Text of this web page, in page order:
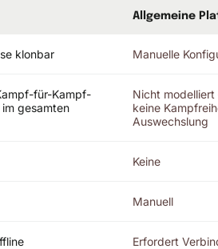
Allgemeine
klonbar Manuelle
für-Kampf-
gesamten
Nicht
keine
Auswechslung
Keine
Manuell
Erfordert